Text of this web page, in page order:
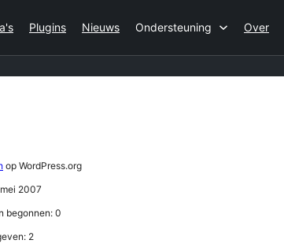
Plugins Nieuws Ondersteuning Over
op WordPress.org
2007
begonnen: 0
2